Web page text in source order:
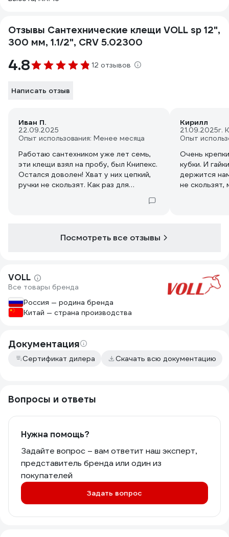
Отзывы Сантехнические клещи VOLL sp 12",
300 мм, 1.1/2", CRV 5.02300
4.8 12 отзывов
Написать отзыв
Иван П.
22.09.2025
Опыт использования: Менее месяца
Работаю сантехником уже лет семь,
эти клещи взял на пробу, был Книпекс.
Остался доволен! Хват у них цепкий,
ручки не скользят. Как раз для
и всякой мелочевки. механизм особо
значит прочный, не должен треснуть.
Кирилл
21.09.2025г.
Опыт
Очень
кубки. И
держится
не
Посмотреть все отзывы
VOLL
Все товары бренда
Россия — родина бренда
Китай — страна производства
Документация
Сертификат дилера Скачать всю документацию
Вопросы и ответы
Нужна помощь?
Задайте вопрос – вам ответит наш эксперт,
представитель бренда или один из
покупателей
Задать вопрос